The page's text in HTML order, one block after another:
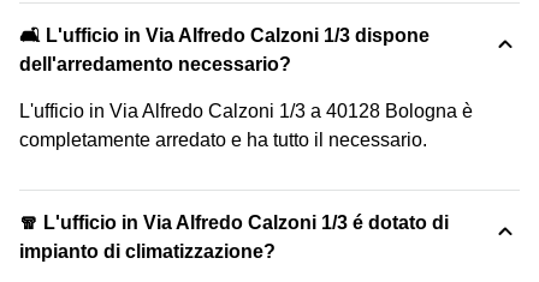
🛋️ L'ufficio in Via Alfredo Calzoni 1/3 dispone
dell'arredamento necessario?
L'ufficio in Via Alfredo Calzoni 1/3 a 40128 Bologna è
completamente arredato e ha tutto il necessario.
🧣 L'ufficio in Via Alfredo Calzoni 1/3 é dotato di
impianto di climatizzazione?